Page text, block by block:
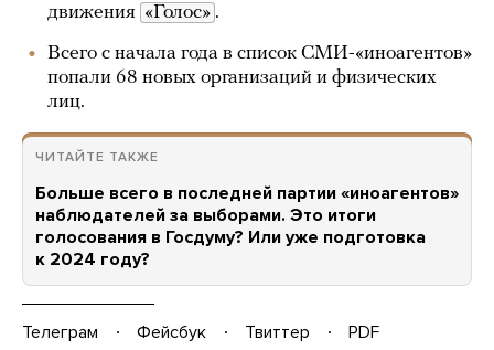
движения «Голос» .
Всего с начала года в список СМИ-«иноагентов»
попали 68 новых организаций и физических
лиц.
ЧИТАЙТЕ ТАКЖЕ
Больше всего в последней партии «иноагентов»
наблюдателей за выборами. Это итоги
голосования в Госдуму? Или уже подготовка
к 2024 году?
Телеграм Фейсбук Твиттер
PDF